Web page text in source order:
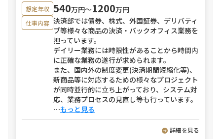
想定年収 540万円〜1200万円
仕事内容 決済部では債券、株式、外国証券、デリバティ
ブ等様々な商品の決済・バックオフィス業務を
担っています。
デイリー業務には時限性があることから時間内
に正確な業務の遂行が求められます。
また、国内外の制度変更(決済期間短縮化等)、
新商品等に対応するための様々なプロジェクト
が同時並行的に立ち上がっており、システム対
応、業務プロセスの見直し等も行っています。
⋯もっと見る
詳細を見る